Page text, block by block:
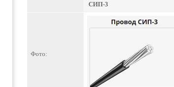
СИП-3
Фото: